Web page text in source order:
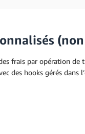
(non
frais par opération
des hooks gérés dans